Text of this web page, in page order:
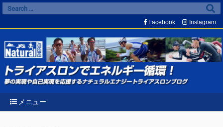
メニュー
Facebook Instagram